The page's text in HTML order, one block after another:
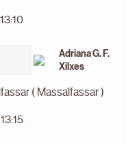
Adriana G. F.
Xilxes
( Massalfassar )